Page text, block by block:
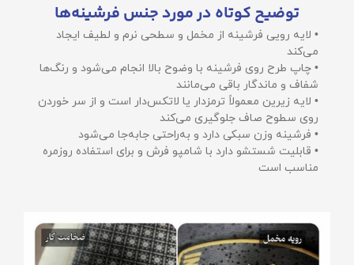
توضیح کوتاه در مورد جنس فرشینه‌ها
• لایه رویی فرشینه از مخمل و سطحی نرم و لطیف ایجاد
می‌کند
• چاپ طرح روی فرشینه با وضوح بالا انجام می‌شود و رنگ‌ها
شفاف و ماندگار باقی می‌مانند
• لایه زیرین معمولاً ترمزدار یا لاتکس‌دار است و از سر خوردن
روی سطوح صاف جلوگیری می‌کند
• فرشینه وزن سبکی دارد و به‌راحتی جابه‌جا می‌شود
• قابلیت شستشو دارد با شامپو فرش و برای استفاده روزمره
مناسب است